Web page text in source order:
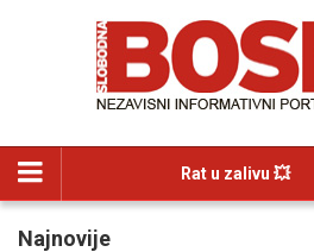
Rat u zalivu 💥
Najnovije